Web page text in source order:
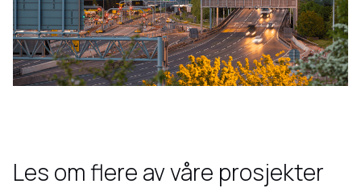
Les om flere av våre prosjekter